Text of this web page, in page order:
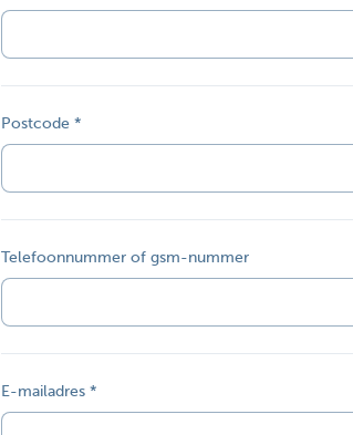
Postcode
Telefoonnummer of gsm-nummer
E-mailadres